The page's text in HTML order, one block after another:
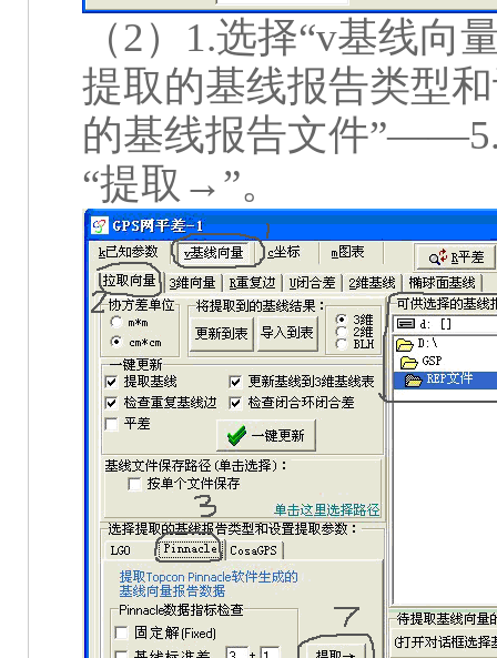
（2） 1.选择“v基线向
提取的基线报告类型
的基线报告文件”——
“提取 →”。